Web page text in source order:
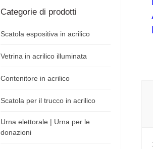
Categorie di prodotti
Scatola espositiva in acrilico
Vetrina in acrilico illuminata
Contenitore in acrilico
Scatola per il trucco in acrilico
Urna elettorale | Urna per le
donazioni